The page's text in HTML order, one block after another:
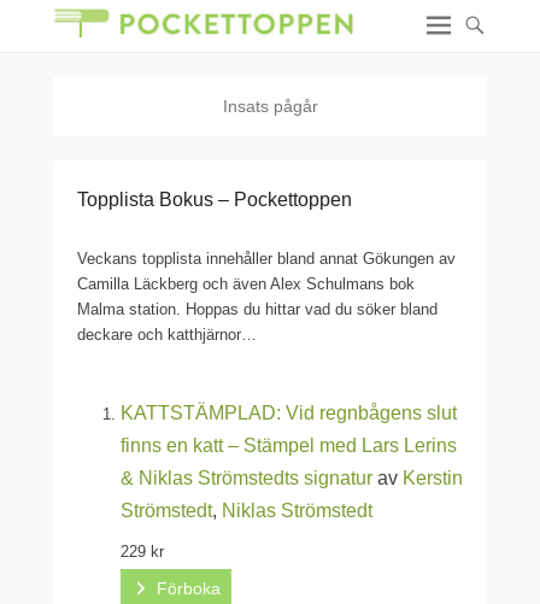
Insats pågår
Topplista Bokus – Pockettoppen
Veckans topplista innehåller bland annat Gökungen av
Camilla Läckberg och även Alex Schulmans bok
Malma station. Hoppas du hittar vad du söker bland
deckare och katthjärnor…
KATTSTÄMPLAD: Vid regnbågens slut
finns en katt – Stämpel med Lars Lerins
& Niklas Strömstedts signatur av Kerstin
Strömstedt, Niklas Strömstedt
229 kr
Förboka